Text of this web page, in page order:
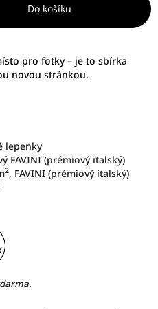
Do košíku
pro fotky – je to sbírka
novou stránkou.
lepenky
FAVINI (prémiový italský)
2, FAVINI (prémiový italský)